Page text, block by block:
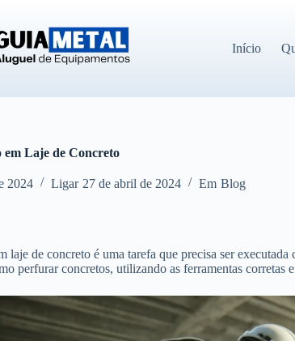
Início
Laje de Concreto
2024 Ligar 27 de abril de 2024 Em Blog
laje de concreto é uma tarefa que precisa ser
perfurar concretos, utilizando as ferramentas corretas